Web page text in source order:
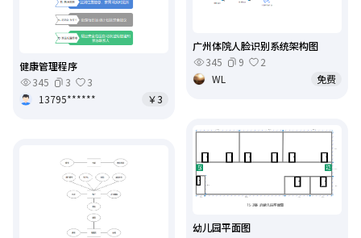
健康管理程序
345
3
3
13795******
￥3
广州体院人脸识别系统架构图
345
9
2
WL
免费
幼儿园平面图